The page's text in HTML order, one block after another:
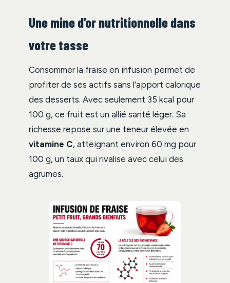
Une mine d’or nutritionnelle dans
votre tasse
Consommer la fraise en infusion permet de
profiter de ses actifs sans l’apport calorique
des desserts. Avec seulement 35 kcal pour
100 g, ce fruit est un allié santé léger. Sa
richesse repose sur une teneur élevée en
vitamine C, atteignant environ 60 mg pour
100 g, un taux qui rivalise avec celui des
agrumes.